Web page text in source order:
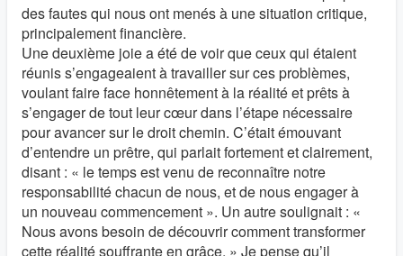
des fautes qui nous ont menés à une situation critique,
principalement financière.
Une deuxième joie a été de voir que ceux qui étaient
réunis s’engageaient à travailler sur ces problèmes,
voulant faire face honnêtement à la réalité et prêts à
s’engager de tout leur cœur dans l’étape nécessaire
pour avancer sur le droit chemin. C’était émouvant
d’entendre un prêtre, qui parlait fortement et clairement,
disant : « le temps est venu de reconnaître notre
responsabilité chacun de nous, et de nous engager à
un nouveau commencement ». Un autre soulignait : «
Nous avons besoin de découvrir comment transformer
cette réalité souffrante en grâce. » Je pense qu’il